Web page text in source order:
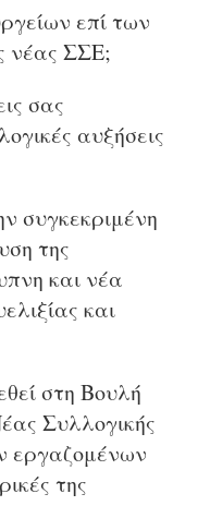
επί των
νέας ΣΣΕ;
σας
αυξήσεις
συγκεκριμένη
της
και νέα
και
στη Βουλή
Συλλογικής
εργαζομένων
της